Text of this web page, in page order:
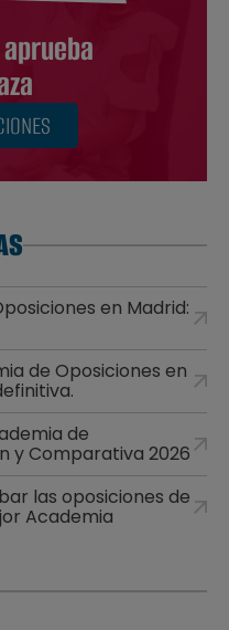
en Madrid:
de Oposiciones en
de
y Comparativa 2026
las oposiciones de
Academia